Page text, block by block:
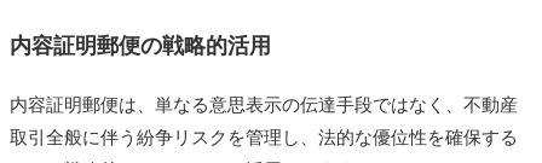
内容証明郵便の戦略的活用
内容証明郵便は、単なる意思表示の伝達手段ではなく、不動産
取引全般に伴う紛争リスクを管理し、法的な優位性を確保する